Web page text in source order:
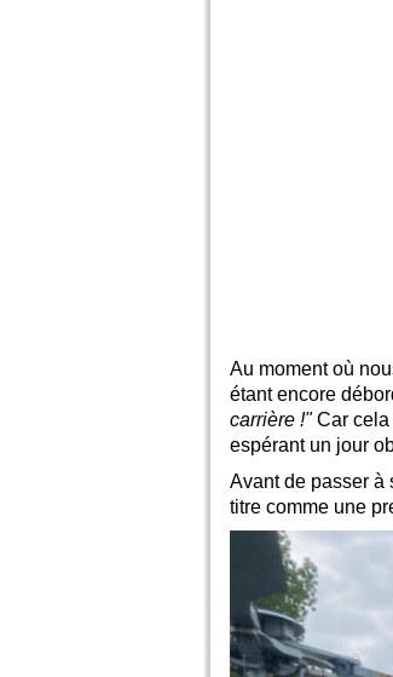
Au moment où
étant encore
carrière !"Car cela
espérant un jour
Avant de passer à
titre comme une